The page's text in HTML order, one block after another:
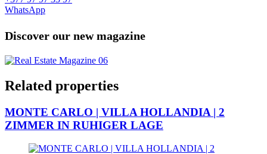
WhatsApp
Discover our new magazine
Related properties
MONTE CARLO | VILLA HOLLANDIA | 2
ZIMMER IN RUHIGER LAGE